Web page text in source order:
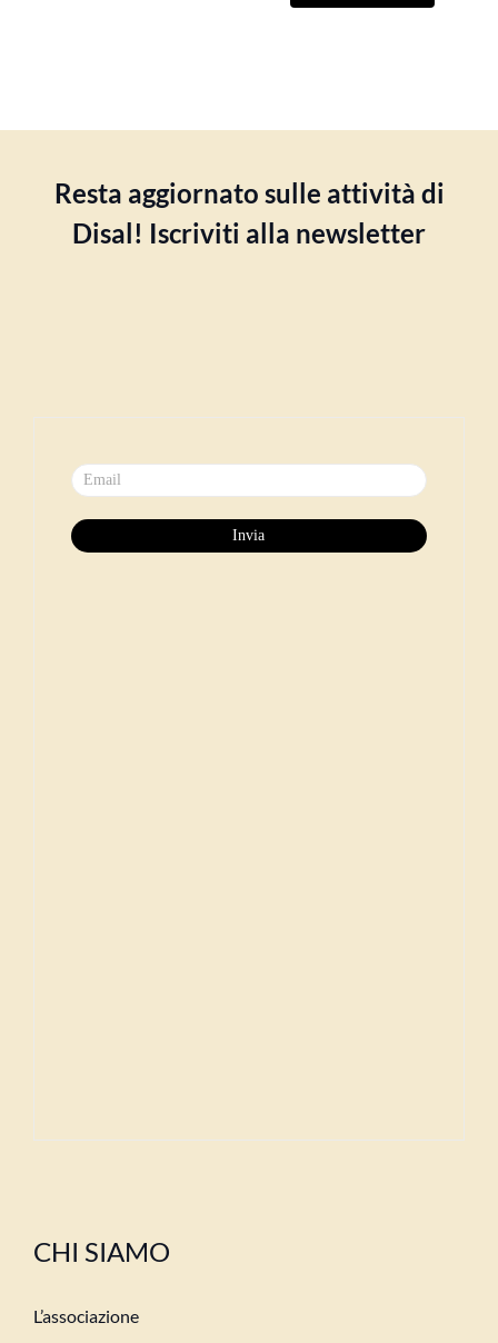
Resta aggiornato sulle attività di
Disal! Iscriviti alla newsletter
CHI SIAMO
L’associazione